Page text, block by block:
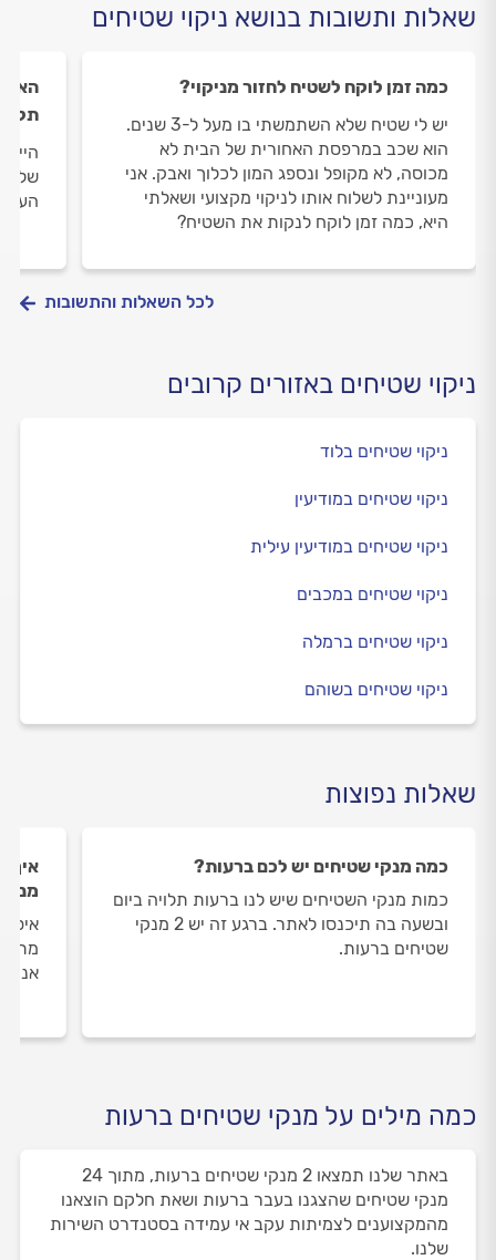
שאלות ותשובות בנושא ניקוי שטיחים
כמה זמן לוקח לשטיח לחזור מניקוי?
יש לי שטיח שלא השתמשתי בו מעל ל-3 שנים.
הוא שכב במרפסת האחורית של הבית לא
מכוסה, לא מקופל ונספג המון לכלוך ואבק. אני
מעוניינת לשלוח אותו לניקוי מקצועי ושאלתי
היא, כמה זמן לוקח לנקות את השטיח?
האם
היי,
שלי.
לכל השאלות והתשובות
ניקוי שטיחים באזורים קרובים
ניקוי שטיחים בלוד
ניקוי שטיחים במודיעין
ניקוי שטיחים במודיעין עילית
ניקוי שטיחים במכבים
ניקוי שטיחים ברמלה
ניקוי שטיחים בשוהם
שאלות נפוצות
כמה מנקי שטיחים יש לכם ברעות?
כמות מנקי השטיחים שיש לנו ברעות תלויה ביום
ובשעה בה תיכנסו לאתר. ברגע זה יש 2 מנקי
שטיחים ברעות.
איך
אנו
כמה מילים על מנקי שטיחים ברעות
באתר שלנו תמצאו 2 מנקי שטיחים ברעות, מתוך 24
מנקי שטיחים שהצגנו בעבר ברעות ושאת חלקם הוצאנו
מהמקצוענים לצמיתות עקב אי עמידה בסטנדרט השירות
שלנו.